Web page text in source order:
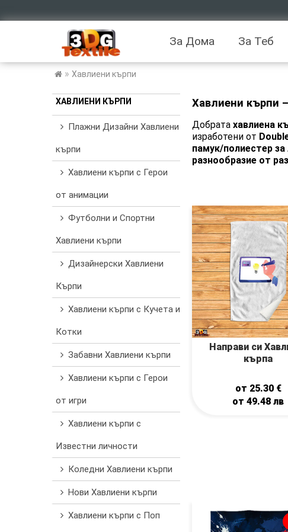
За Дома За Теб
» Хавлиени кърпи
ХАВЛИЕНИ КЪРПИ
Плажни Дизайни Хавлиени
кърпи
Хавлиени кърпи с Герои
от анимации
Футболни и Спортни
Хавлиени кърпи
Дизайнерски Хавлиени
Кърпи
Хавлиени кърпи с Кучета и
Котки
Забавни Хавлиени кърпи
Хавлиени кърпи с Герои
от игри
Хавлиени кърпи с
Известни личности
Коледни Хавлиени кърпи
Нови Хавлиени кърпи
Хавлиени кърпи с Поп
Хавлиени кърпи
Добрата хавлиена
изработени от
памук/полиестер за
разнообразие от
Направи си
кърпа
от 25.30 €
от49.48лв